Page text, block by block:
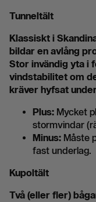
Tunneltält
Klassiskt i
bildar en avlång
Stor invändig yta i
vindstabilitet om
kräver hyfsat
Plus: Mycket
stormvindar
Minus: Måste
fast underlag.
Kupoltält
Två (eller fler)